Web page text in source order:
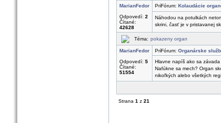
MarianFedor
Odpovedí: 2
Čítané:
42628
Fórum: Kolaudácie
Náhodou na potulkách
skrini, časť je v pristavanej
Téma: pokazeny organ
MarianFedor
Odpovedí: 5
Čítané:
51554
Fórum: Organárske
Hlavne napíš ako sa závada
Nafúkne sa mech? Organ
nikoľkých alebo všetkých
Strana 1 z 21